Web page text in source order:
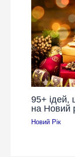
95+ ідей,
на Новий
Новий Рік